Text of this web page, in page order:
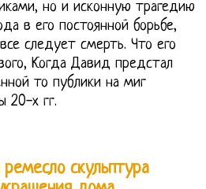
но и исконную трагедию
в его постоянной борьбе,
следует смерть. Что его
Когда Давид предстал
то публики на миг
20-х гг.
скульптура